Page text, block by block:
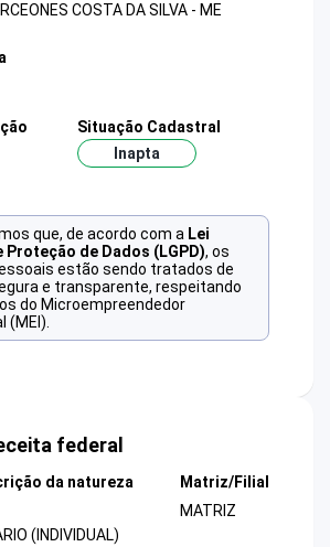
COSTA DA SILVA - ME
Situação Cadastral
Inapta
que, de acordo com a Lei
Proteção de Dados (LGPD), os
estão sendo tratados de
e transparente, respeitando
do Microempreendedor
(MEI).
federal
da natureza
(INDIVIDUAL)
Matriz/Filial
MATRIZ